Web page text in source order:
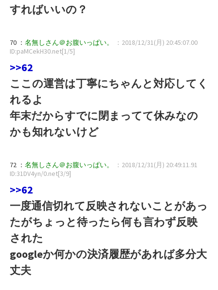
すればいいの？
70 ： 名無しさん＠お腹いっぱい。
：2018/12/31(月) 20:45:07.00
ID:paMCekH30.net[1/5]
>>62
ここの運営は丁寧にちゃんと対応してく
れるよ
年末だからすでに閉まってて休みなの
かも知れないけど
72 ： 名無しさん＠お腹いっぱい。
：2018/12/31(月) 20:49:11.91
ID:31DV4yn/0.net[3/9]
>>62
一度通信切れて反映されないことがあっ
たがちょっと待ったら何も言わず反映
された
googleか何かの決済履歴があれば多分大
丈夫